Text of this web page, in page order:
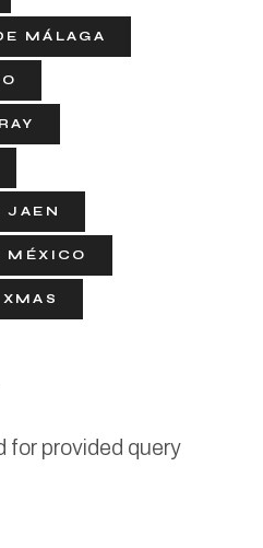
MÁLAGA
JAEN
MÉXICO
XMAS
for provided query